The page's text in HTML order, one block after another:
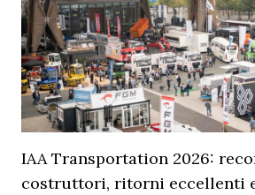
IAA Transportation 2026:
costruttori, ritorni eccellenti